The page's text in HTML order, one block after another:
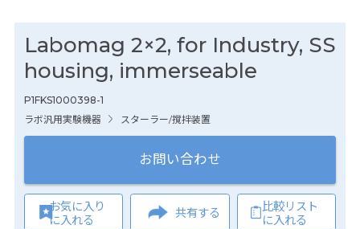
Labomag 2×2, for Industry, SS
housing, immerseable
P1FKS1000398-1
ラボ汎用実験機器
スターラー/撹拌装置
お問い合わせ
お気に入り
に入れる
共有する
比較リスト
に入れる